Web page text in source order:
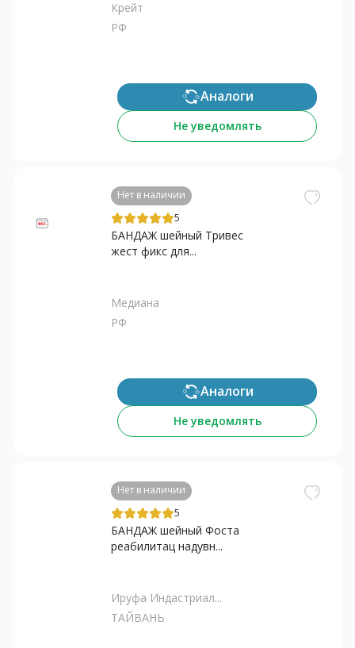
Крейт
РФ
Аналоги
Не уведомлять
Нет в наличии
5
БАНДАЖ шейный Тривес
жест фикс для...
Медиана
РФ
Аналоги
Не уведомлять
Нет в наличии
5
БАНДАЖ шейный Фоста
реабилитац надувн...
Ируфа Индастриал...
ТАЙВАНЬ